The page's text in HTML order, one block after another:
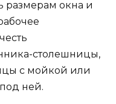
размерам окна и
столешницы,
с мойкой или
ней.